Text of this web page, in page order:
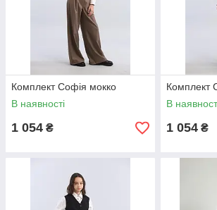
Комплект Софія мокко
В наявності
1 054 ₴
Комплект
В
1 054 ₴